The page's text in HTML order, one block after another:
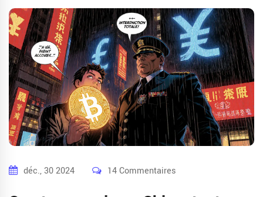
déc., 30 2024 14 Commentaires